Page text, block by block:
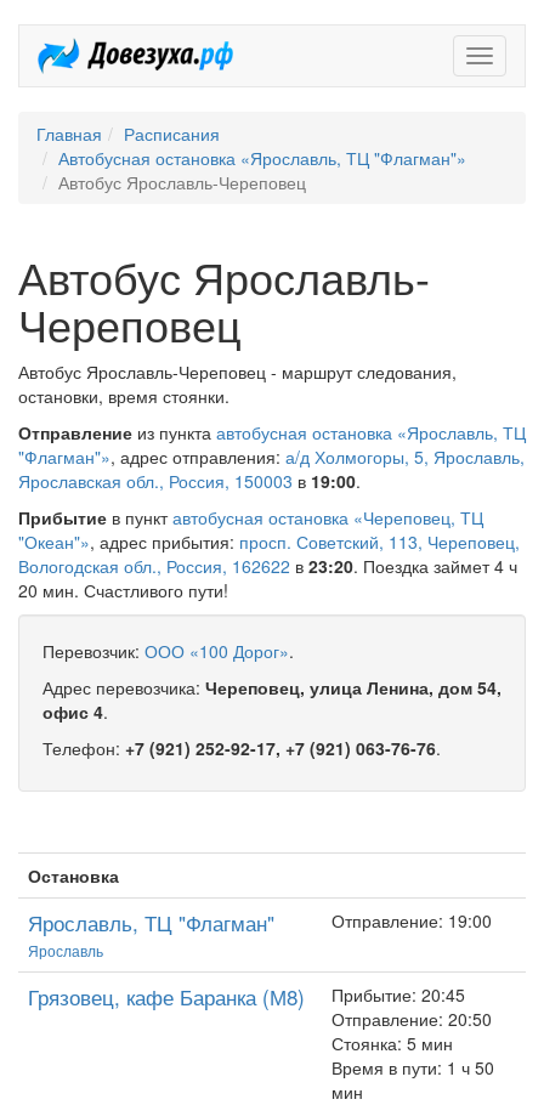
Главная
Расписания
Автобусная остановка «Ярославль, ТЦ "Флагман"»
Автобус Ярославль-Череповец
Автобус Ярославль-
Череповец
Автобус Ярославль-Череповец - маршрут следования,
остановки, время стоянки.
Отправление из пункта автобусная остановка «Ярославль, ТЦ
"Флагман"», адрес отправления: а/д Холмогоры, 5, Ярославль,
Ярославская обл., Россия, 150003 в 19:00.
Прибытие в пунктавтобусная остановка «Череповец, ТЦ
"Океан"», адрес прибытия: просп. Советский, 113, Череповец,
Вологодская обл., Россия, 162622 в 23:20. Поездка займет 4 ч
20 мин. Счастливого пути!
Перевозчик: ООО «100 Дорог».
Адрес перевозчика: Череповец, улица Ленина, дом 54,
офис 4.
Телефон: +7 (921) 252-92-17, +7 (921) 063-76-76.
Остановка
Ярославль, ТЦ "Флагман"
Ярославль
Отправление: 19:00
Грязовец, кафе Баранка (М8)
Прибытие: 20:45
Отправление: 20:50
Стоянка: 5 мин
Время в пути: 1 ч 50
мин